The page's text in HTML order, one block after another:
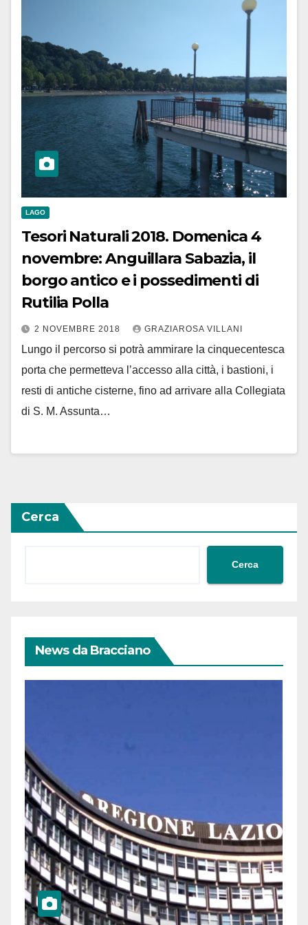
LAGO
Tesori Naturali 2018. Domenica 4
novembre: Anguillara Sabazia, il
borgo antico e i possedimenti di
Rutilia Polla
2 NOVEMBRE 2018 GRAZIAROSA VILLANI
Lungo il percorso si potrà ammirare la cinquecentesca
porta che permetteva l’accesso alla città, i bastioni, i
resti di antiche cisterne, fino ad arrivare alla Collegiata
di S. M. Assunta…
Cerca
Cerca
News da Bracciano